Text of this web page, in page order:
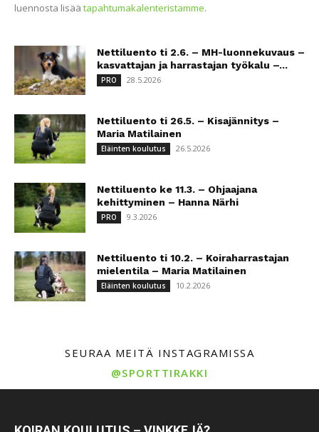
luennosta lisää tapahtumakalenteristamme.
Nettiluento ti 2.6. – MH-luonnekuvaus –
kasvattajan ja harrastajan työkalu –...
PRO 28.5.2026
Nettiluento ti 26.5. – Kisajännitys –
Maria Matilainen
Eläinten koulutus 26.5.2026
Nettiluento ke 11.3. – Ohjaajana
kehittyminen – Hanna Närhi
PRO 9.3.2026
Nettiluento ti 10.2. – Koiraharrastajan
mielentila – Maria Matilainen
Eläinten koulutus 10.2.2026
SEURAA MEITÄ INSTAGRAMISSA
@SPORTTIRAKKI